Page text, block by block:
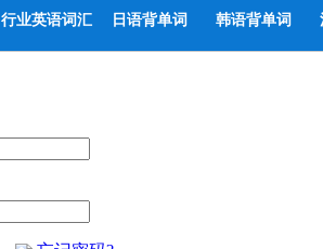
行业英语词汇 日语背单词 韩语背单词